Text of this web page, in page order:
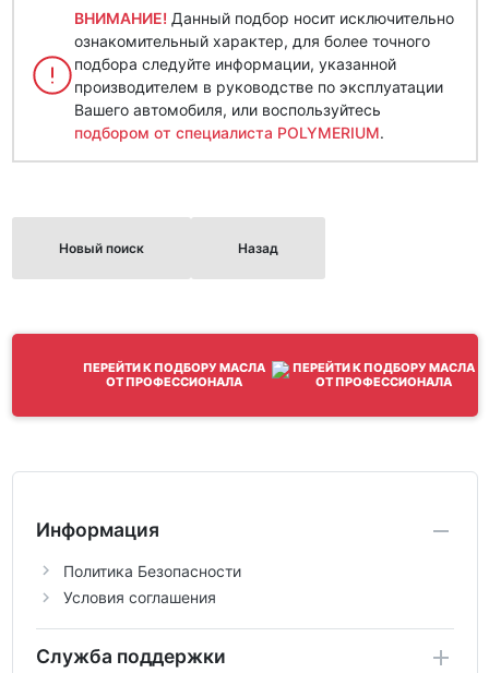
ВНИМАНИЕ! Данный подбор носит исключительно
ознакомительный характер, для более точного
подбора следуйте информации, указанной
производителем в руководстве по эксплуатации
Вашего автомобиля, или воспользуйтесь
подбором от специалиста POLYMERIUM.
Новый поиск Назад
ПЕРЕЙТИ К ПОДБОРУ МАСЛА
ОТ ПРОФЕССИОНАЛА
Информация
Политика Безопасности
Условия соглашения
Служба поддержки